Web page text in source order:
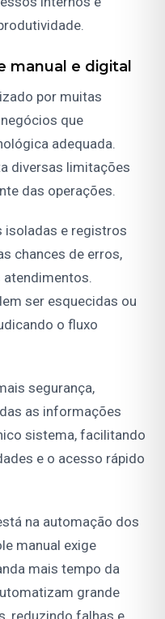
manual e digital
por muitas
que
adequada.
diversas limitações
das operações.
isoladas e registros
chances de erros,
atendimentos.
ser esquecidas ou
o fluxo
segurança,
as informações
sistema, facilitando
e o acesso rápido
na automação dos
manual exige
mais tempo da
grande
reduzindo falhas e